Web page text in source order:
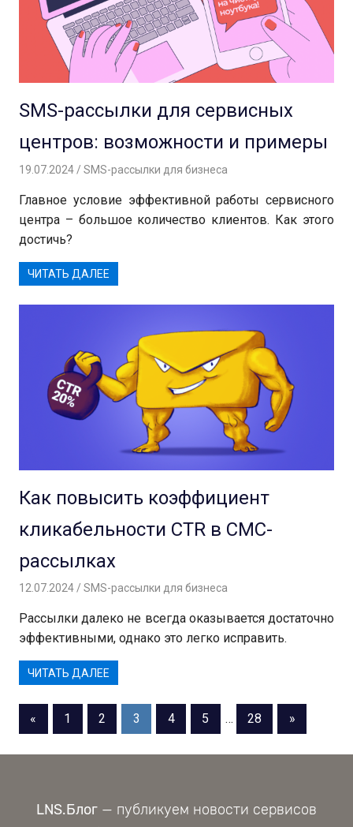
SMS-рассылки для сервисных
центров: возможности и примеры
19.07.2024 Андрей
SMS-рассылки для бизнеса
Главное условие эффективной работы сервисного
центра – большое количество клиентов. Как этого
достичь?
ЧИТАТЬ ДАЛЕЕ
Как повысить коэффициент
кликабельности CTR в СМС-
рассылках
12.07.2024 Андрей
SMS-рассылки для бизнеса
Рассылки далеко не всегда оказывается достаточно
эффективными, однако это легко исправить.
ЧИТАТЬ ДАЛЕЕ
Пагинация
« Предыдущие
записи
1 2 3 4 5 … 28
записи
»
LNS.Блог — публикуем новости сервисов